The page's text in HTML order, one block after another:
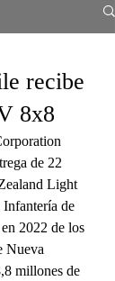
recibe
8x8
de 22
Light
de
2022 de los
Nueva
millones de